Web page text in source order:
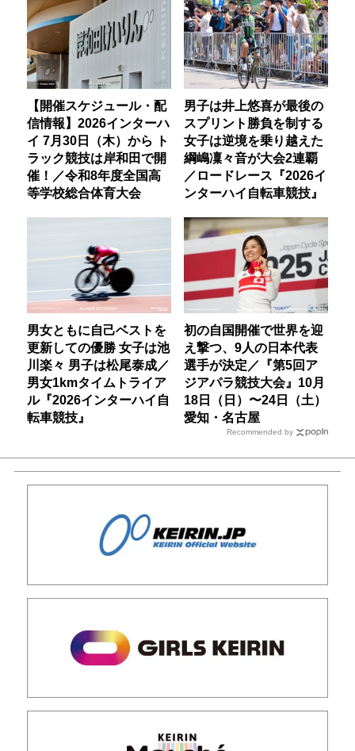
【開催スケジュール・配
信情報】2026インターハ
イ 7月30日（木）から ト
ラック競技は岸和田で開
催！／令和8年度全国高
等学校総合体育大会
男子は井上悠喜が最後の
スプリント勝負を制する
女子は逆境を乗り越えた
綱嶋凜々音が大会2連覇
／ロードレース『2026イ
ンターハイ自転車競技』
男女ともに自己ベストを
更新しての優勝 女子は池
川楽々 男子は松尾泰成／
男女1kmタイムトライア
ル『2026インターハイ自
転車競技』
初の自国開催で世界を迎
え撃つ、9人の日本代表
選手が決定／『第5回ア
ジアパラ競技大会』10月
18日（日）〜24日（土）
愛知・名古屋
Recommended by